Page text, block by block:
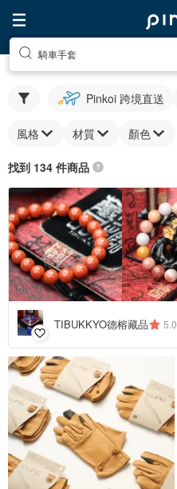
騎車手套
Pinkoi 跨境直送
風格 材質 顏色
找到 134 件商品
TIBUKKYO德榕藏品 5.0